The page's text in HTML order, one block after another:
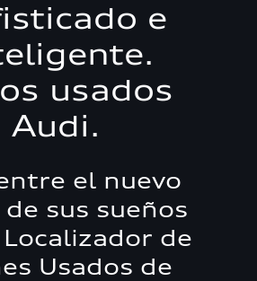
e
usados
Audi.
el nuevo
de sus sueños
de
Usados de